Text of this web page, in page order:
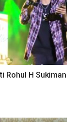
Rohul H Sukiman